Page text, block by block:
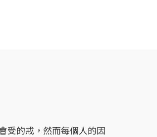
的戒，然而每個人的因